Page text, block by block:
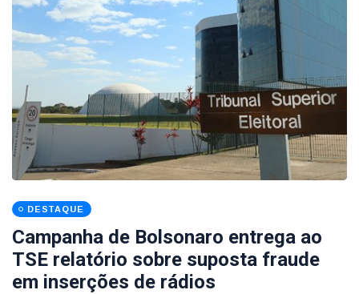
DESTAQUE
Campanha de Bolsonaro entrega ao
TSE relatório sobre suposta fraude
em inserções de rádios